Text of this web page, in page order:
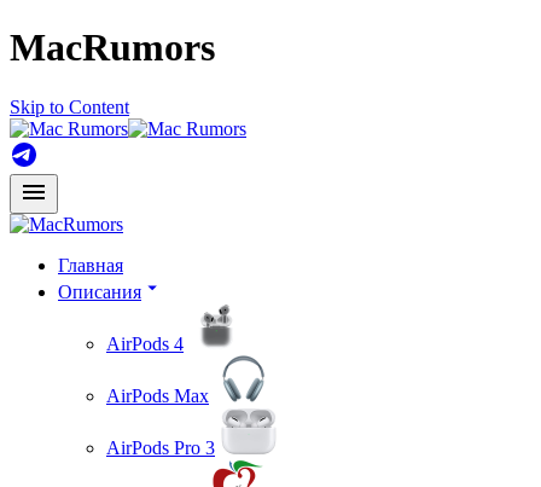
MacRumors
Skip to Content
Главная
Описания
AirPods 4
AirPods Max
AirPods Pro 3